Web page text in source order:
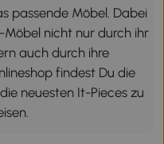
passende Möbel. Dabei
nicht nur durch ihr
auch durch ihre
findest Du die
neuesten It-Pieces zu